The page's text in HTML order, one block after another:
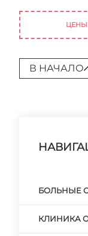
ЦЕНЫ
В НАЧАЛО
БОЛЬНЫЕ
КЛИНИКА